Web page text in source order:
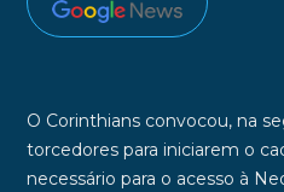
O Corinthians convocou, na
torcedores para iniciarem o
necessário para o acesso à